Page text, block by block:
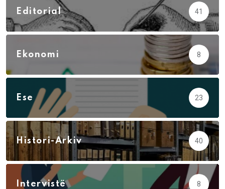
Editorial 41
Ekonomi 8
Ese 23
Histori-Arkiv 40
Intervistë 8